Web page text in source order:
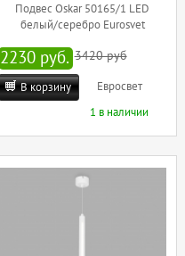
Подвес Oskar 50165/1 LED
белый/серебро Eurosvet
2230 руб. 3420 руб
В корзину
Евросвет
1 в наличии